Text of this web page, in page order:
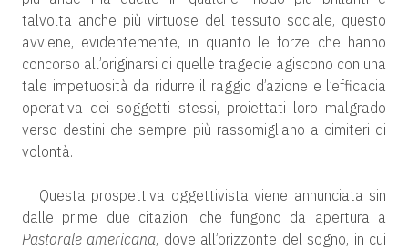
talvolta anche più virtuose del tessuto sociale, questo
avviene, evidentemente, in quanto le forze che hanno
concorso all’originarsi di quelle tragedie agiscono con una
tale impetuosità da ridurre il raggio d’azione e l’efficacia
operativa dei soggetti stessi, proiettati loro malgrado
verso destini che sempre più rassomigliano a cimiteri di
volontà.
Questa prospettiva oggettivista viene annunciata sin
dalle prime due citazioni che fungono da apertura a
Pastorale americana, dove all’orizzonte del sogno, in cui